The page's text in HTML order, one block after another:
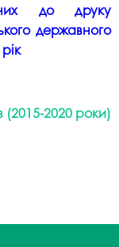
до друку
державного
(2015-2020 роки)